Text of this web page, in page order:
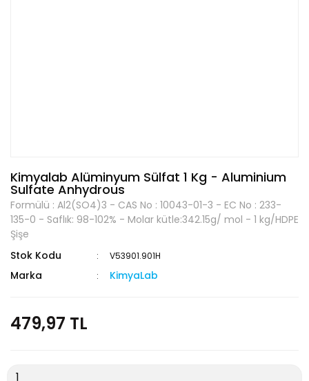
Kimyalab Alüminyum Sülfat 1 Kg - Aluminium
Sulfate Anhydrous
Formülü : Al2(SO4)3 - CAS No : 10043-01-3 - EC No : 233-
135-0 - Saflık: 98-102% - Molar kütle:342.15g/ mol - 1 kg/HDPE
Şişe
Stok Kodu
V53901.901H
Marka KimyaLab
479,97 TL